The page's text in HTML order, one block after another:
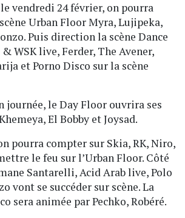
vendredi 24 février, on pourra
Urban Floor Myra, Lujipeka,
Puis direction la scène Dance
WSK live, Ferder, The Avener,
et Porno Disco sur la scène
journée, le Day Floor ouvrira ses
El Bobby et Joysad.
pourra compter sur Skia, RK, Niro,
le feu sur l’Urban Floor. Côté
Santarelli, Acid Arab live, Polo
vont se succéder sur scène. La
sera animée par Pechko, Robéré.